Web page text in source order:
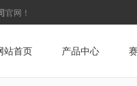
官网！
站首页 产品中心